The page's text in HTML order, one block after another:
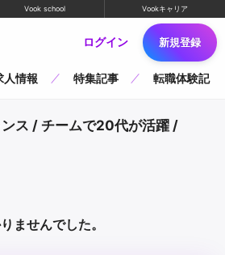
Vook school Vookキャリア
ログイン 新規登録
人情報 特集記事 転職体験記
ス / チームで20代が活躍 /
ませんでした。